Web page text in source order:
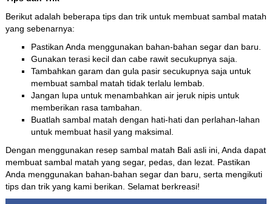
Berikut adalah beberapa tips dan trik untuk membuat sambal matah
yang sebenarnya:
Pastikan Anda menggunakan bahan-bahan segar dan baru.
Gunakan terasi kecil dan cabe rawit secukupnya saja.
Tambahkan garam dan gula pasir secukupnya saja untuk
membuat sambal matah tidak terlalu lembab.
Jangan lupa untuk menambahkan air jeruk nipis untuk
memberikan rasa tambahan.
Buatlah sambal matah dengan hati-hati dan perlahan-lahan
untuk membuat hasil yang maksimal.
Dengan menggunakan resep sambal matah Bali asli ini, Anda dapat
membuat sambal matah yang segar, pedas, dan lezat. Pastikan
Anda menggunakan bahan-bahan segar dan baru, serta mengikuti
tips dan trik yang kami berikan. Selamat berkreasi!